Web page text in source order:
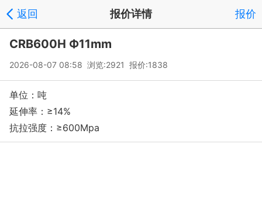
返回 报价详情 报价
CRB600H Ф11mm
2026-08-07 08:58 浏览:2921 报价:1838
单位：吨
延伸率：≥14%
抗拉强度：≥600Mpa